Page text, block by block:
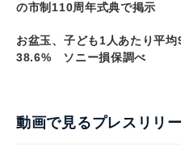
の市制110周年式典で掲示
お盆玉、子ども1人あたり平
38.6% ソニー損保調べ
動画で見るプレスリリ